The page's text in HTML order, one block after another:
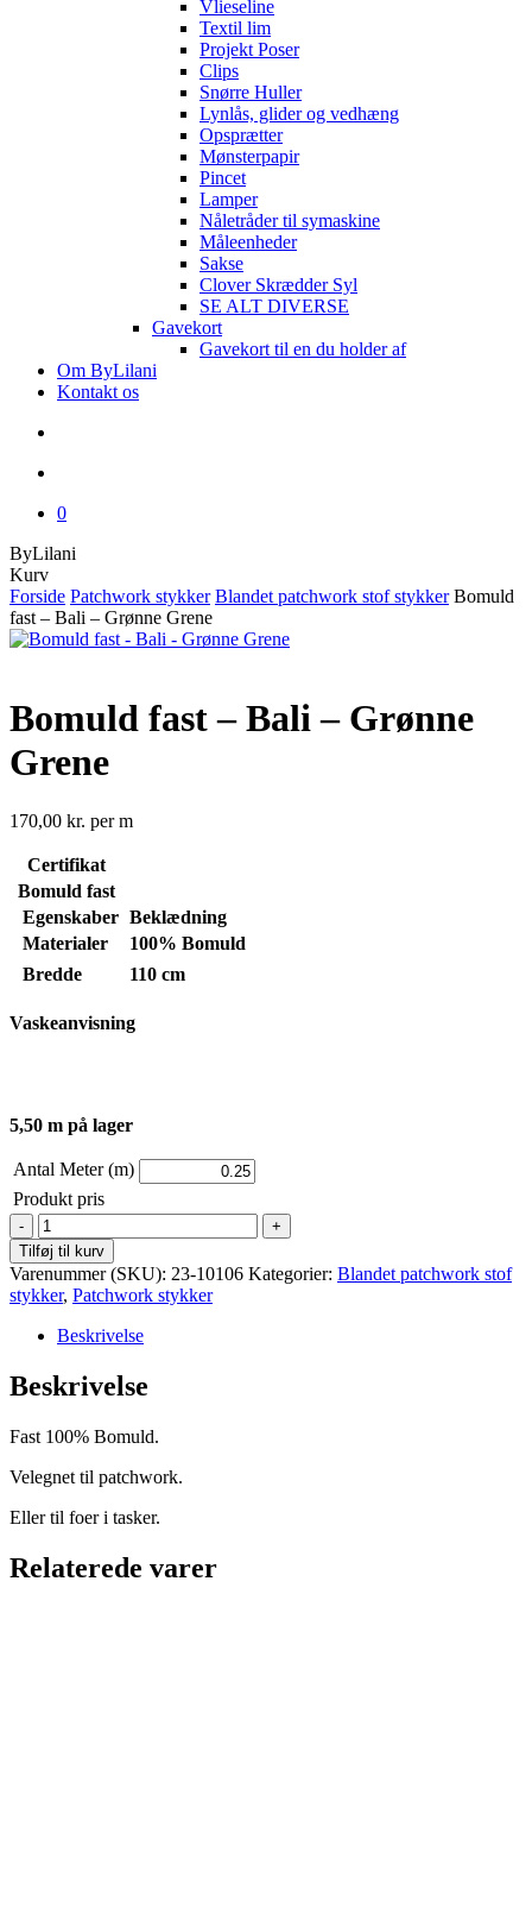
Vlieseline
Textil lim
Projekt Poser
Clips
Snørre Huller
Lynlås, glider og vedhæng
Opsprætter
Mønsterpapir
Pincet
Lamper
Nåletråder til symaskine
Måleenheder
Sakse
Clover Skrædder Syl
SE ALT DIVERSE
Gavekort
Gavekort til en du holder af
Om ByLilani
Kontakt os
0
ByLilani
KurvClose
Cart
Forside Patchwork stykker Blandet patchwork stof stykker Bomuld
fast – Bali – Grønne Grene
Bomuld fast – Bali – Grønne
Grene
170,00 kr. per m
Certifikat
Bomuld fast
Egenskaber Beklædning
Materialer
100% Bomuld
Bredde
110 cm
Vaskeanvisning
5,50 m på lager
Antal Meter (m)
Produkt pris
Bomuld
fast
-
Bali
-
Grønne
Grene
antal
Tilføj til kurv
Varenummer (SKU): 23-10106 Kategorier: Blandet patchwork stof
stykker, Patchwork stykker
Beskrivelse
Beskrivelse
Fast 100% Bomuld.
Velegnet til patchwork.
Eller til foer i tasker.
Relaterede varer